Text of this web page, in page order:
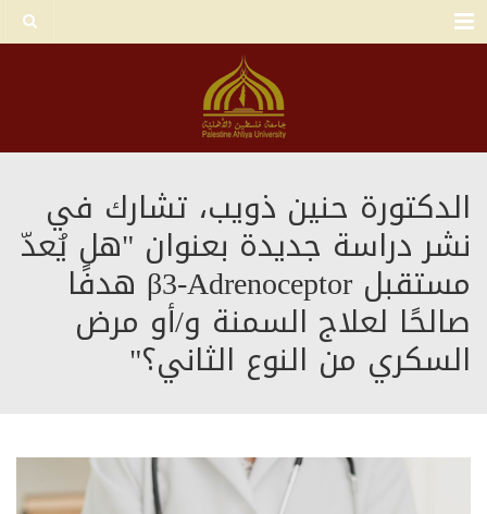
Menu
الدكتورة حنين ذويب، تشارك في
نشر دراسة جديدة بعنوان "هل يُعدّ
مستقبل β3-Adrenoceptor هدفًا
صالحًا لعلاج السمنة و/أو مرض
السكري من النوع الثاني؟"